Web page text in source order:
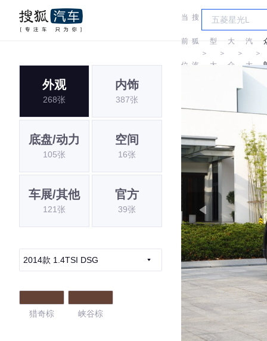
当
前
位
搜
狐
汽
＞
车
型
大
＞
大
众
＞
上
汽
大
＞
外观
268张
内饰
387张
底盘/动力
105张
空间
16张
车展/其他
121张
官方
39张
2014款 1.4TSI DSG
猎奇棕 峡谷棕